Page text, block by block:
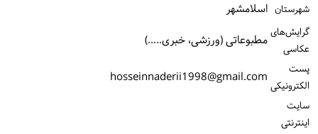
شهرستان اسلامشهر
گرایش‌های
عکاسی
مطبوعاتی (ورزشی، خبری.....)
پست
الكترونیكی hosseinnaderii1998@gmail.com
سایت
اینترنتی